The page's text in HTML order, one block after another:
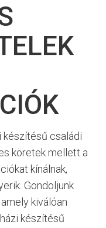
készítésű családi
köretek mellett a
kínálnak,
Gondoljunk
kiválóan
készítésű